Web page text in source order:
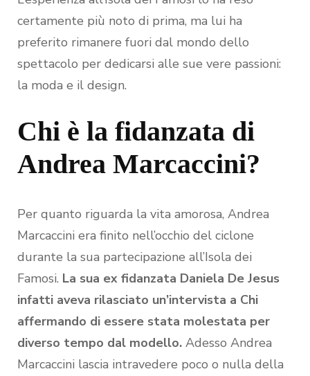
certamente più noto di prima, ma lui ha
preferito rimanere fuori dal mondo dello
spettacolo per dedicarsi alle sue vere passioni:
la moda e il design.
Chi è la fidanzata di
Andrea Marcaccini?
Per quanto riguarda la vita amorosa, Andrea
Marcaccini era finito nell’occhio del ciclone
durante la sua partecipazione all’Isola dei
Famosi. La sua ex fidanzata Daniela De Jesus
infatti aveva rilasciato un’intervista a Chi
affermando di essere stata molestata per
diverso tempo dal modello. Adesso Andrea
Marcaccini lascia intravedere poco o nulla della